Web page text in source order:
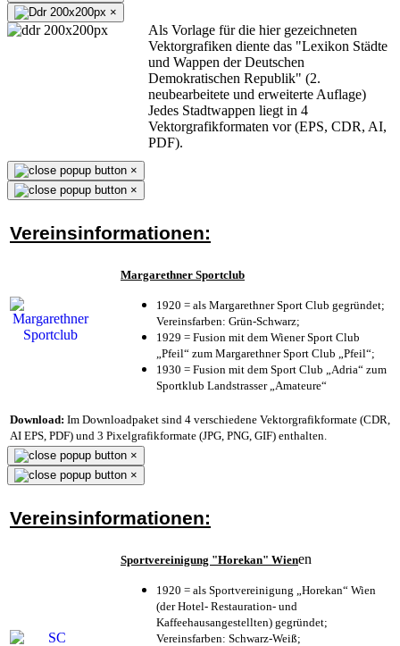
×
Als Vorlage für die hier gezeichneten
Vektorgrafiken diente das "Lexikon Städte
und Wappen der Deutschen
Demokratischen Republik" (2.
neubearbeitete und erweiterte Auflage)
Jedes Stadtwappen liegt in 4
Vektorgrafikformaten vor (EPS, CDR, AI,
PDF).
×
×
Vereinsinformationen:
Margarethner Sportclub
1920 = als Margarethner Sport Club gegründet;
Vereinsfarben: Grün-Schwarz;
1929 = Fusion mit dem Wiener Sport Club
„Pfeil“ zum Margarethner Sport Club „Pfeil“;
1930 = Fusion mit dem Sport Club „Adria“ zum
Sportklub Landstrasser „Amateure“
Download: Im Downloadpaket sind 4 verschiedene Vektorgrafikformate (CDR,
AI EPS, PDF) und 3 Pixelgrafikformate (JPG, PNG, GIF) enthalten.
×
×
Vereinsinformationen:
Sportvereinigung "Horekan" Wienen
1920 = als Sportvereinigung „Horekan“ Wien
(der Hotel- Restauration- und
Kaffeehausangestellten) gegründet;
Vereinsfarben: Schwarz-Weiß;